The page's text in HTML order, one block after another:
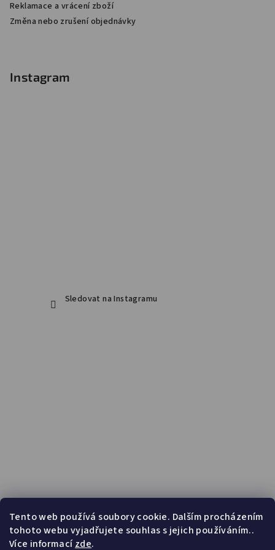
Tento web používá soubory cookie. Dalším procházením
tohoto webu vyjadřujete souhlas s jejich používáním..
Více informacízde.
Reklamace a vrácení zboží
Změna nebo zrušení objednávky
Instagram
Sledovat na Instagramu